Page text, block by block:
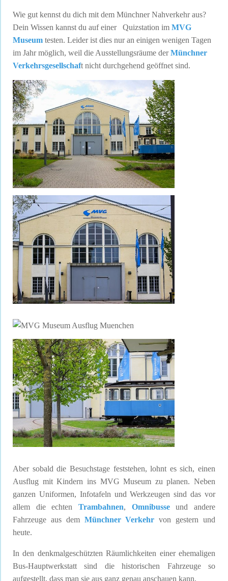
Wie gut kennst du dich mit dem Münchner Nahverkehr aus?
Dein Wissen kannst du auf einer Quizstation im MVG
Museum testen. Leider ist dies nur an einigen wenigen Tagen
im Jahr möglich, weil die Ausstellungsräume derMünchner
Verkehrsgesellschaft nicht durchgehend geöffnet sind.
Aber sobald die Besuchstage feststehen, lohnt es sich, einen
Ausflug mit Kindern ins MVG Museum zu planen. Neben
ganzen Uniformen, Infotafeln und Werkzeugen sind das vor
allem die echten Trambahnen, Omnibusseund andere
Fahrzeuge aus dem Münchner Verkehr von gestern und
heute.
In den denkmalgeschützten Räumlichkeiten einer ehemaligen
Bus-Hauptwerkstatt sind die historischen Fahrzeuge so
aufgestellt, dass man sie aus ganz genau anschauen kann.